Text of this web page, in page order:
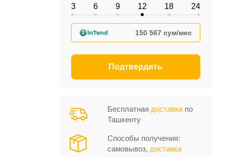
3 6 9 12 18 24
150 567 сум/мес
Подтвердить
Бесплатная доставкапо
Ташкенту
Способы получения:
самовывоз, доставка